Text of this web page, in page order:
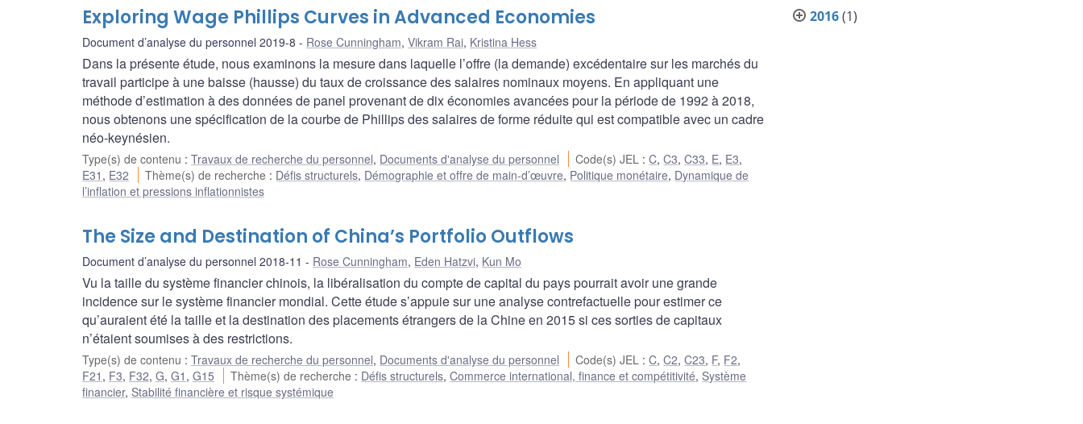
Exploring Wage Phillips Curves in Advanced Economies
Document d’analyse du personnel 2019-8 Rose Cunningham, Vikram Rai, Kristina Hess
Dans la présente étude, nous examinons la mesure dans laquelle l’offre (la demande) excédentaire sur les marchés du
travail participe à une baisse (hausse) du taux de croissance des salaires nominaux moyens. En appliquant une
méthode d’estimation à des données de panel provenant de dix économies avancées pour la période de 1992 à 2018,
nous obtenons une spécification de la courbe de Phillips des salaires de forme réduite qui est compatible avec un cadre
néo-keynésien.
Type(s) de contenu : Travaux de recherche du personnel, Documents d'analyse du personnel Code(s) JEL :C,C3,C33, E, E3,
E31 , E32 Thème(s) de recherche : Défis structurels, Démographie et offre de main-d’œuvre, Politique monétaire, Dynamique de
l’inflation et pressions inflationnistes
The Size and Destination of China’s Portfolio Outflows
Document d’analyse du personnel 2018-11 Rose Cunningham, Eden Hatzvi, Kun Mo
Vu la taille du système financier chinois, la libéralisation du compte de capital du pays pourrait avoir une grande
incidence sur le système financier mondial. Cette étude s’appuie sur une analyse contrefactuelle pour estimer ce
qu’auraient été la taille et la destination des placements étrangers de la Chine en 2015 si ces sorties de capitaux
n’étaient soumises à des restrictions.
Type(s) de contenu : Travaux de recherche du personnel, Documents d'analyse du personnel Code(s) JEL :C,C2,C23, F, F2,
F21 , F3, F32, G, G1 , G15 Thème(s) de recherche : Défis structurels,Commerce international, finance et compétitivité, Système
financier, Stabilité financière et risque systémique
2016(1)